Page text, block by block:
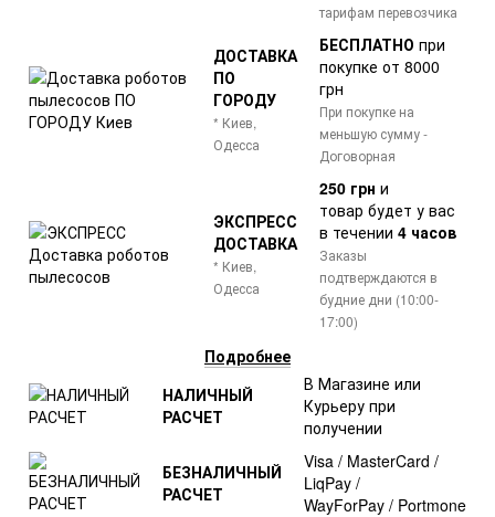
тарифам перевозчика
ДОСТАВКА
ПО
ГОРОДУ
* Киев,
Одесса
БЕСПЛАТНО при
покупке от 8000
грн
При покупке на
меньшую сумму -
Договорная
ЭКСПРЕСС
ДОСТАВКА
* Киев,
Одесса
250 грн и
товар будет у вас
в течении 4 часов
Заказы
подтверждаются в
будние дни (10:00-
17:00)
Подробнее
НАЛИЧНЫЙ
РАСЧЕТ
В Магазине или
Курьеру при
получении
БЕЗНАЛИЧНЫЙ
РАСЧЕТ
Visa / MasterCard /
LiqPay /
WayForPay / Portmone